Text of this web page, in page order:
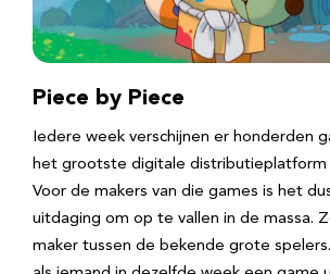
Piece by Piece
Iedere week verschijnen er honderden
het grootste digitale distributieplatform
Voor de makers van die games is het
uitdaging om op te vallen in de massa.
maker tussen de bekende grote